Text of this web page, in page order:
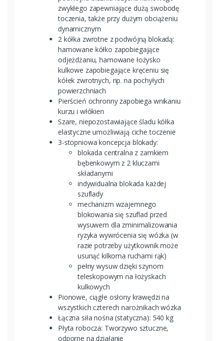
zwykłego zapewniające dużą swobodę
toczenia, także przy dużym obciążeniu
dynamicznym
2 kółka zwrotne z podwójną blokadą:
hamowane kółko zapobiegające
odjeżdżaniu, hamowane łożysko
kulkowe zapobiegające kręceniu się
kółek zwrotnych, np. na pochyłych
powierzchniach
Pierścień ochronny zapobiega wnikaniu
kurzu i włókien
Szare, niepozostawiające śladu kółka
elastyczne umożliwiają ciche toczenie
3-stopniowa koncepcja blokady:
blokada centralna z zamkiem
bębenkowym z 2 kluczami
składanymi
indywidualna blokada każdej
szuflady
mechanizm wzajemnego
blokowania się szuflad przed
wysuwem dla zminimalizowania
ryzyka wywrócenia się wózka (w
razie potrzeby użytkownik może
usunąć kilkoma ruchami rąk)
pełny wysuw dzięki szynom
teleskopowym na łożyskach
kulkowych
Pionowe, ciągłe osłony krawędzi na
wszystkich czterech narożnikach wózka
Łączna siła nośna (statyczna): 540 kg
Płyta robocza: Tworzywo sztuczne,
odporne na działanie